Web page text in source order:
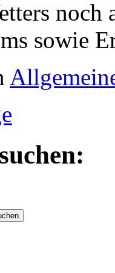
noch
sowie